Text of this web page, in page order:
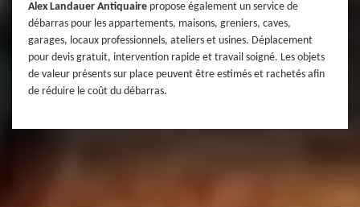
Alex Landauer Antiquaire propose également un service de
débarras pour les appartements, maisons, greniers, caves,
garages, locaux professionnels, ateliers et usines. Déplacement
pour devis gratuit, intervention rapide et travail soigné. Les objets
de valeur présents sur place peuvent être estimés et rachetés afin
de réduire le coût du débarras.